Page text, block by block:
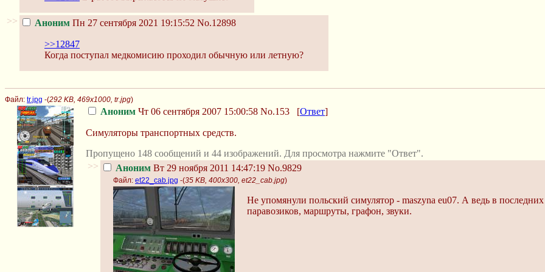
>> Аноним Пн 27 сентября 2021 19:15:52 No.12898
>>12847
Когда поступал медкомисию проходил обычную или летную?
Файл: tr.jpg -(292 KB, 469x1000, tr.jpg)
Аноним Чт 06 сентября 2007 15:00:58 No.153 [Ответ]
Симуляторы транспортных средств.
Пропущено 148 сообщений и 44 изображений. Для просмотра нажмите "Ответ".
>>
Аноним Вт 29 ноября 2011 14:47:19 No.9829
Файл: et22_cab.jpg -(35 KB, 400x300, et22_cab.jpg)
Не упомянули польский симулятор - maszyna eu07. А ведь в последних
паравозиков, маршруты, графон, звуки.